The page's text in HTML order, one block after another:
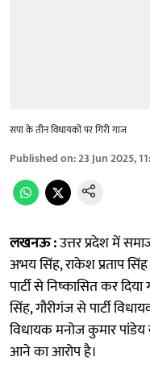
सपा के तीन विधायकों पर गिरी गाज
Published on:23 Jun 2025,
लखनऊ :उत्तर प्रदेश में
अभय सिंह, राकेश प्रताप
पार्टी से निष्कासित कर
सिंह, गौरीगंज से पार्टी
विधायक मनोज कुमार
आने का आरोप है।